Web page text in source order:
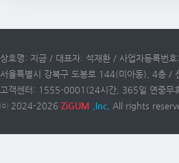
상호명: 지금 / 대표자: 석재환 / 사업자등록번
서울특별시 강북구 도봉로 144(미아동), 4층
고객센터: 1555-0001(24시간, 365일 연중무
ⓒ 2024-2026 ZiGUM ,Inc. All rights